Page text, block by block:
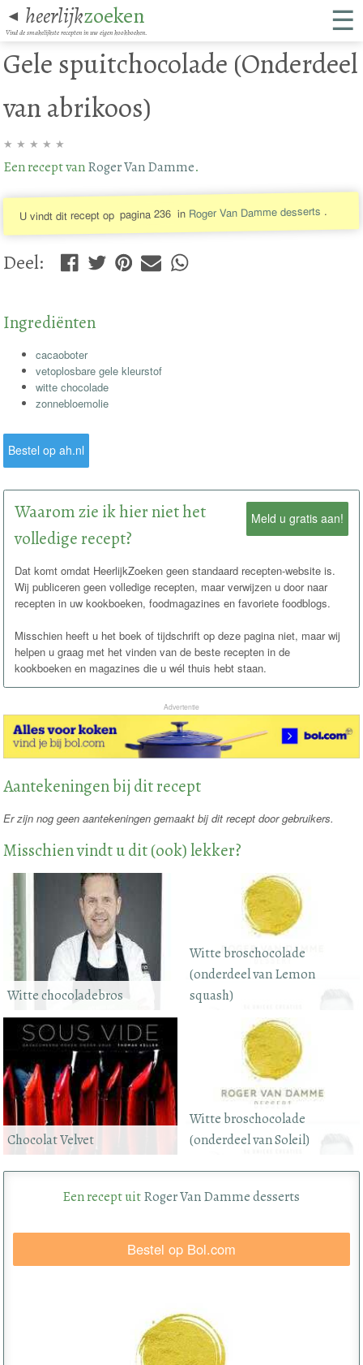
◄ heerlijkzoeken
Vind de smakelijkste recepten in uw eigen kookboeken. ☰
Gele spuitchocolade (Onderdeel
van abrikoos)
★ ★ ★ ★ ★
Een recept vanRoger Van Damme.
U vindt dit recept op pagina 236 in Roger Van Damme desserts .
Deel:
Ingrediënten
cacaoboter
vetoplosbare gele kleurstof
witte chocolade
zonnebloemolie
Bestel op ah.nl
Meld u gratis aan!
Waarom zie ik hier niet het
volledige recept?
Dat komt omdat HeerlijkZoeken geen standaard recepten-website is.
Wij publiceren geen volledige recepten, maar verwijzen u door naar
recepten in uw kookboeken, foodmagazines en favoriete foodblogs.
Misschien heeft u het boek of tijdschrift op deze pagina niet, maar wij
helpen u graag met het vinden van de beste recepten in de
kookboeken en magazines die u wél thuis hebt staan.
Advertentie
Aantekeningen bij dit recept
Er zijn nog geen aantekeningen gemaakt bij dit recept door gebruikers.
Misschien vindt u dit (ook) lekker?
Witte broschocolade
(onderdeel van Lemon
squash)
Witte chocoladebros
Witte broschocolade
(onderdeel van Soleil)
Chocolat Velvet
Een recept uitRoger Van Damme desserts
Bestel op Bol.com